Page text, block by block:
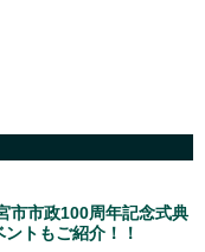
市市政100周年記念式典
トもご紹介！！